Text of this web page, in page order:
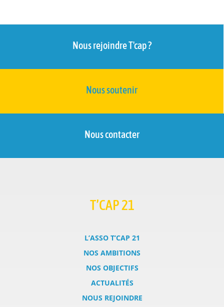
Nous rejoindre T'cap ?
Nous soutenir
Nous contacter
T’CAP 21
L’ASSO T’CAP 21
NOS AMBITIONS
NOS OBJECTIFS
ACTUALITÉS
NOUS REJOINDRE